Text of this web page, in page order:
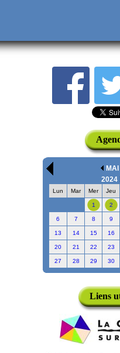
MAI
2024
Lun Mar Mer Jeu
1 2
6 7 8 9
13 14 15 16
20 21 22 23
27 28 29 30
Liens